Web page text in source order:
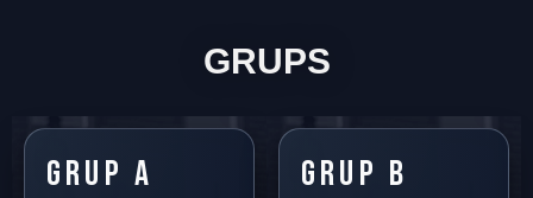
GRUPS
GRUP A GRUP B